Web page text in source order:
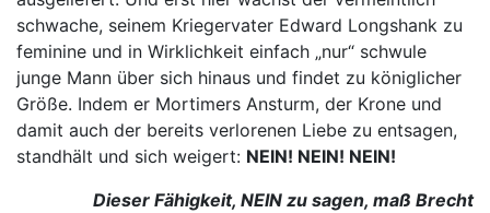
schwache, seinem Kriegervater Edward Longshank zu
feminine und in Wirklichkeit einfach „nur“ schwule
junge Mann über sich hinaus und findet zu königlicher
Größe. Indem er Mortimers Ansturm, der Krone und
damit auch der bereits verlorenen Liebe zu entsagen,
standhält und sich weigert: NEIN! NEIN! NEIN!
Dieser Fähigkeit, NEIN zu sagen, maß Brecht